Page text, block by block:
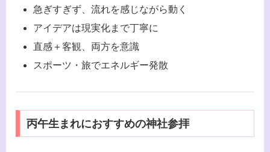
急ぎすぎず、流れを感じながら動く
アイデアは現実化まで丁寧に
直感＋客観、両方を意識
スポーツ・旅でエネルギー発散
丙午生まれにおすすめの神社参拝